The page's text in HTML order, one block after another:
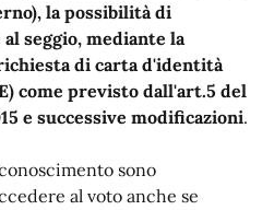
la possibilità di
seggio, mediante la
di carta d'identità
come previsto dall'art.5 del
e successive modificazioni.
sono
al voto anche se